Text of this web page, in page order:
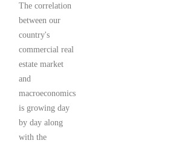
The correlation
between our
country's
commercial real
estate market
and
macroeconomics
is growing day
by day along
with the